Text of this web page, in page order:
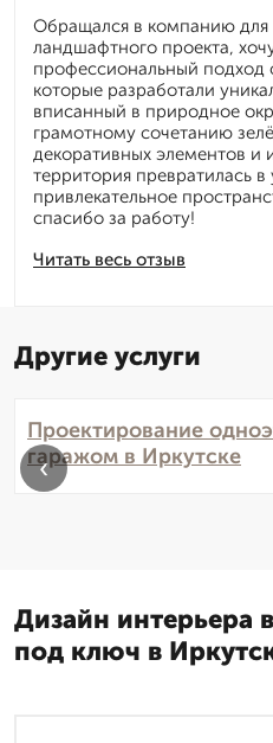
Читать весь отзыв
Обращался в компанию для
ландшафтного проекта,
профессиональный подход
которые разработали
вписанный в природное
грамотному сочетанию
декоративных элементов
территория превратилась
привлекательное
спасибо за работу!
Другие услуги
Проектирование
гаражом в Иркутске
‹
Дизайн интерьера
под ключ в